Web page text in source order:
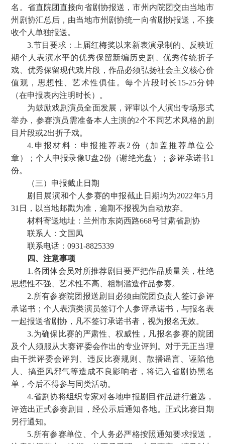
名。省直院团直接向省剧协报送，市州内院团交由当地市
州剧协汇总后，由当地市州剧协统一向省剧协报送，不接
收个人单独报送。
3.节目要求：上届红梅奖以来新表演录制的、反映近
期个人表演水平的优秀保留新编历史剧、优秀传统折子
戏、优秀保留现代戏片段，作品必须弘扬社会主义核心价
值观，思想性、艺术性俱佳。每个片段时长15-25分钟
（在申报表内注明时长）。
为鼓励戏剧演员全面发展，评审以个人演出专场形式
举办，参赛演员需准备本人主演的2个不同艺术风格的剧
目片段或2出折子戏。
4.申报材料：申报推荐表2份（加盖推荐单位公
章）；个人申报录像U盘2份（谢绝光盘）；参评承诺书1
份。
（三）申报截止日期
剧目展演和个人参赛的申报截止日期均为2022年5月
31日，以当地邮戳为准，逾期不报视为自动放弃。
材料寄送地址：兰州市东岗西路668号甘肃省剧协
联系人：文国凤
联系电话：0931-8825339
四、注意事项
1.各团体会员对所推荐剧目要严把作品质量关，杜绝
思想性不强、艺术性不高、粗制滥造作品参赛。
2.所有参赛院团报送剧目必须由院团负责人签订参评
承诺书；个人表演类演员签订个人参评承诺书，与报名表
一起报送省剧协，凡不签订承诺书者，视为报名无效。
3.为确保比赛的严肃性、权威性，凡报名参赛的院团
及个人须服从大赛评委会作出的专业评判。对于无正当理
由干扰评委会评判、违反比赛规则、散播谣言、诬陷他
人、搞歪风邪气等造成不良影响者，将记入省剧协黑名
单，今后不得参与同类活动。
4.省剧协将组织专家对各地申报剧目作品进行遴选，
评选出正式参赛剧目，经公示后通知各地。正式比赛日期
另行通知。
5.所有参赛单位、个人务必严格按照通知要求报送，